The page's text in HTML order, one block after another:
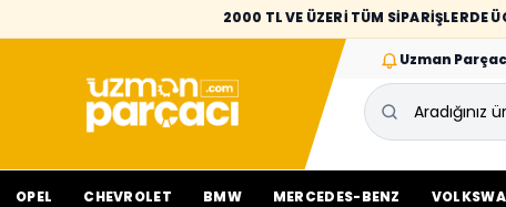
2000 TL VE ÜZERİ TÜM SİPARİŞLERDE
Uzman
OPEL CHEVROLET BMW MERCEDES-BENZ